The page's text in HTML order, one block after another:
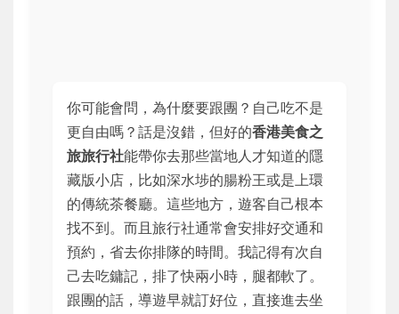
你可能會問，為什麼要跟團？自己吃不是
更自由嗎？話是沒錯，但好的香港美食之
旅旅行社能帶你去那些當地人才知道的隱
藏版小店，比如深水埗的腸粉王或是上環
的傳統茶餐廳。這些地方，遊客自己根本
找不到。而且旅行社通常會安排好交通和
預約，省去你排隊的時間。我記得有次自
己去吃鏞記，排了快兩小時，腿都軟了。
跟團的話，導遊早就訂好位，直接進去坐